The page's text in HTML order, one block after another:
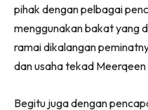
pihak dengan pelbagai
menggunakan bakat yang
ramai dikalangan
dan usaha tekad
Begitu juga dengan